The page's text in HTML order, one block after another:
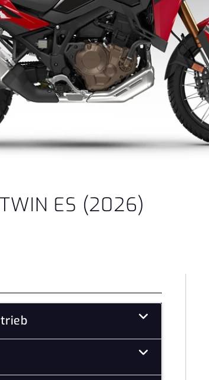
ES (2026)